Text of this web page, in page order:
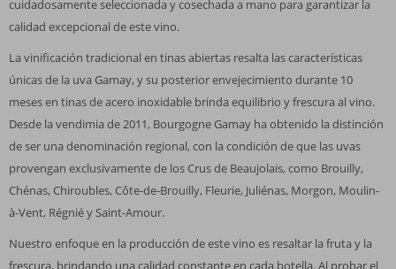
cuidadosamente seleccionada y cosechada a mano para garantizar la
calidad excepcional de este vino.
La vinificación tradicional en tinas abiertas resalta las características
únicas de la uva Gamay, y su posterior envejecimiento durante 10
meses en tinas de acero inoxidable brinda equilibrio y frescura al vino.
Desde la vendimia de 2011, Bourgogne Gamay ha obtenido la distinción
de ser una denominación regional, con la condición de que las uvas
provengan exclusivamente de los Crus de Beaujolais, como Brouilly,
Chénas, Chiroubles, Côte-de-Brouilly, Fleurie, Juliénas, Morgon, Moulin-
à-Vent, Régnié y Saint-Amour.
Nuestro enfoque en la producción de este vino es resaltar la fruta y la
frescura, brindando una calidad constante en cada botella. Al probar el